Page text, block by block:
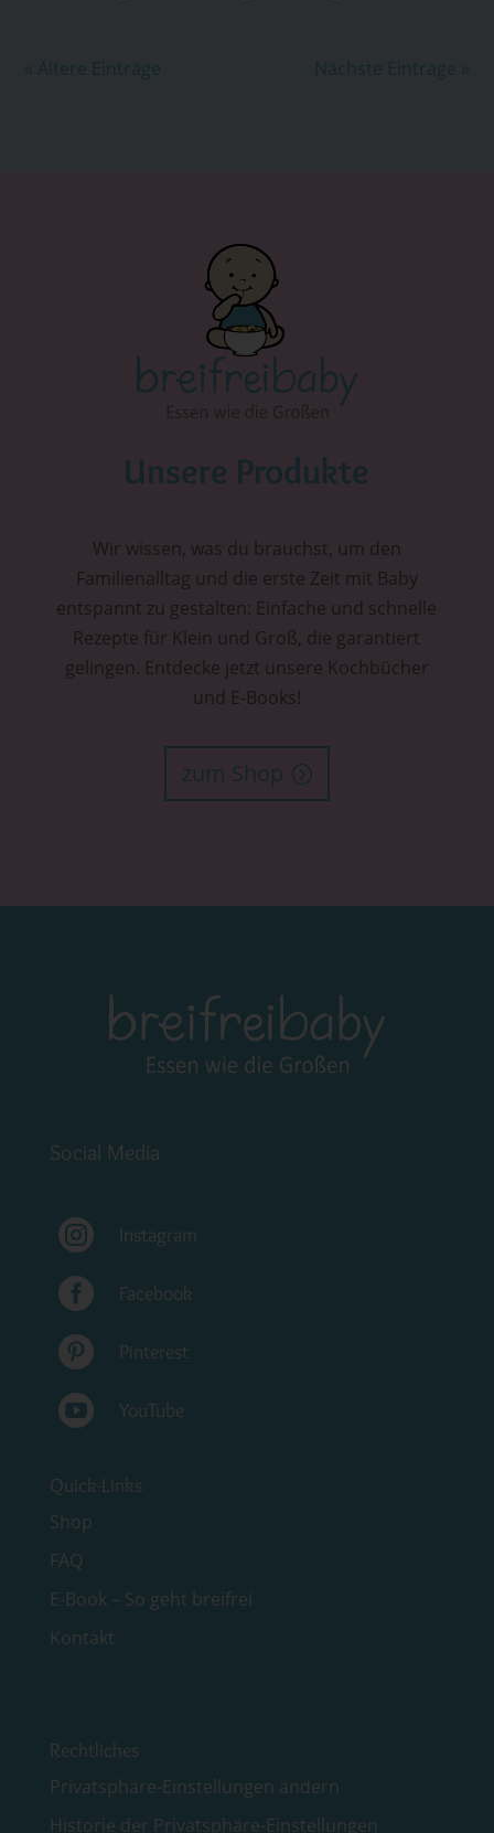
« Ältere Einträge Nächste Einträge »
Unsere Produkte
Wir wissen, was du brauchst, um den
Familienalltag und die erste Zeit mit Baby
entspannt zu gestalten: Einfache und schnelle
Rezepte für Klein und Groß, die garantiert
gelingen. Entdecke jetzt unsere Kochbücher
und E-Books!
zum Shop
Social Media
 Instagram
 Facebook
 Pinterest
 YouTube
Quick-Links
Shop
FAQ
E-Book – So geht breifrei
Kontakt
Rechtliches
Privatsphäre-Einstellungen ändern
Historie der Privatsphäre-Einstellungen